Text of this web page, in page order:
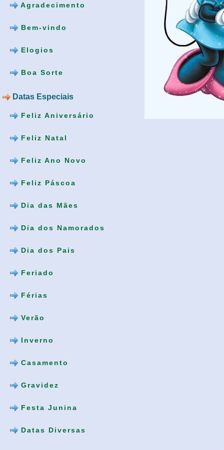
Agradecimento
Bem-vindo
Elogios
Boa Sorte
Datas Especiais
Feliz Aniversário
Feliz Natal
Feliz Ano Novo
Feliz Páscoa
Dia das Mães
Dia dos Namorados
Dia dos Pais
Feriado
Férias
Verão
Inverno
Casamento
Gravidez
Festa Junina
Datas Diversas